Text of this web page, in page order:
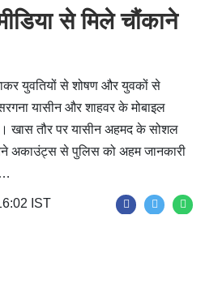
से मिले चौंकाने
युवतियों से शोषण और युवकों से
यासीन और शाहवर के मोबाइल
खास तौर पर यासीन अहमद के सोशल
बने अकाउंट्स से पुलिस को अहम जानकारी
…
IST